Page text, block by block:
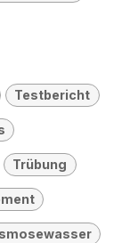
Testbericht
Trübung